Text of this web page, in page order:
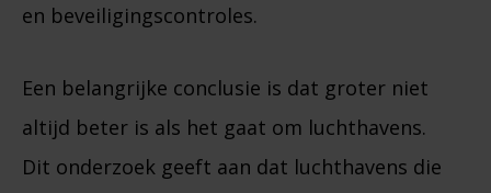
en beveiligingscontroles.
Een belangrijke conclusie is dat groter niet
altijd beter is als het gaat om luchthavens.
Dit onderzoek geeft aan dat luchthavens die